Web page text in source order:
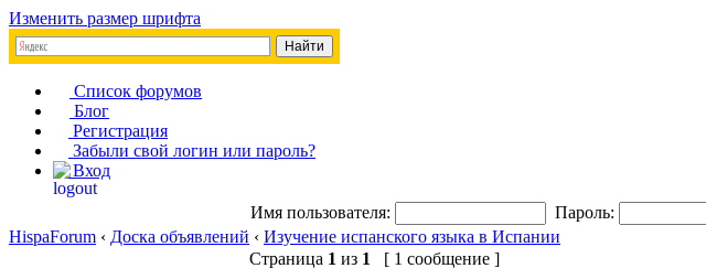
Изменить размер шрифта
Список форумов
Блог
Регистрация
Забыли свой логин или пароль?
Вход
Имя пользователя: Пароль:
HispaForum ‹ Доска объявлений ‹ Изучение испанского языка в Испании
Страница 1 из 1 [ 1 сообщение ]